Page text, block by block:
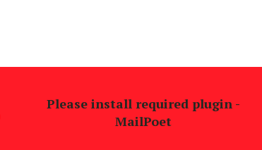
Please install required plugin -
MailPoet